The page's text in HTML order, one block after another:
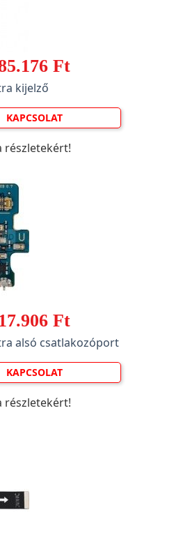
Ft
kijelző
KAPCSOLAT
részletekért!
17.906 Ft
alsó csatlakozóport
KAPCSOLAT
részletekért!